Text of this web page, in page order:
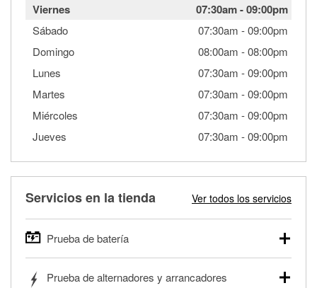
Viernes 07:30am-09:00pm
Sábado 07:30am -09:00pm
Domingo
08:00am -08:00pm
Lunes
07:30am -09:00pm
Martes
07:30am -09:00pm
Miércoles
07:30am -09:00pm
Jueves
07:30am -09:00pm
Servicios en la tienda Ver todos los servicios
Prueba de batería
autos, camionetas, SUVs, vehículos comerciales y
Prueba de alternadores y arrancadores